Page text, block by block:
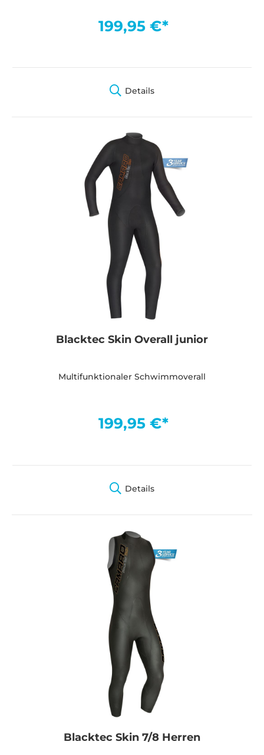
199,95 €*
Details
Blacktec Skin Overall junior
Multifunktionaler Schwimmoverall
199,95 €*
Details
Blacktec Skin 7/8 Herren